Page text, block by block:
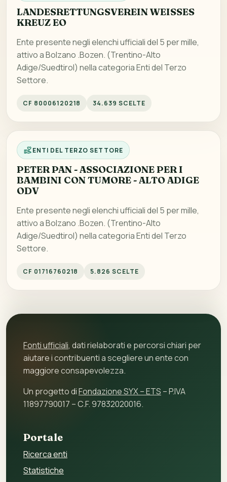
LANDESRETTUNGSVEREIN WEISSES
KREUZ EO
Ente presente negli elenchi ufficiali del 5 per mille,
attivo a Bolzano .Bozen. (Trentino-Alto
Adige/Suedtirol) nella categoria Enti del Terzo
Settore.
CF 80006120218 34.639 SCELTE
ENTI DEL TERZO SETTORE
PETER PAN - ASSOCIAZIONE PER I
BAMBINI CON TUMORE - ALTO ADIGE
ODV
Ente presente negli elenchi ufficiali del 5 per mille,
attivo a Bolzano .Bozen. (Trentino-Alto
Adige/Suedtirol) nella categoria Enti del Terzo
Settore.
CF 01716760218 5.826 SCELTE
Fonti ufficiali, dati rielaborati e percorsi chiari per
aiutare i contribuenti a scegliere un ente con
maggiore consapevolezza.
Un progetto diFondazione SYX – ETS – P.IVA
11897790017 – C.F. 97832020016.
Portale
Ricerca enti
Statistiche